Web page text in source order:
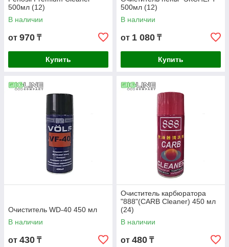
500мл (12)
В наличии
от 970 ₸
Купить
500мл (12)
В наличии
от 1 080 ₸
Купить
Очиститель WD-40 450 мл
В наличии
от 430 ₸
Очиститель карбюратора
"888"(CARB Cleaner) 450 мл
(24)
В наличии
от 480 ₸